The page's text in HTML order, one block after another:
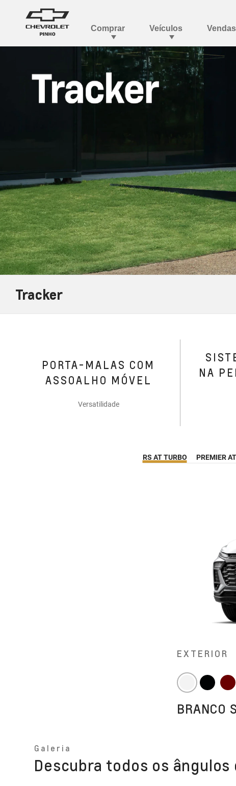
Tracker
PORTA-MALAS COM
ASSOALHO MÓVEL
Versatilidade
NA
RS AT TURBO PREMIER
EXTERIOR
BRANCO
Galeria
Descubra todos os ângulos